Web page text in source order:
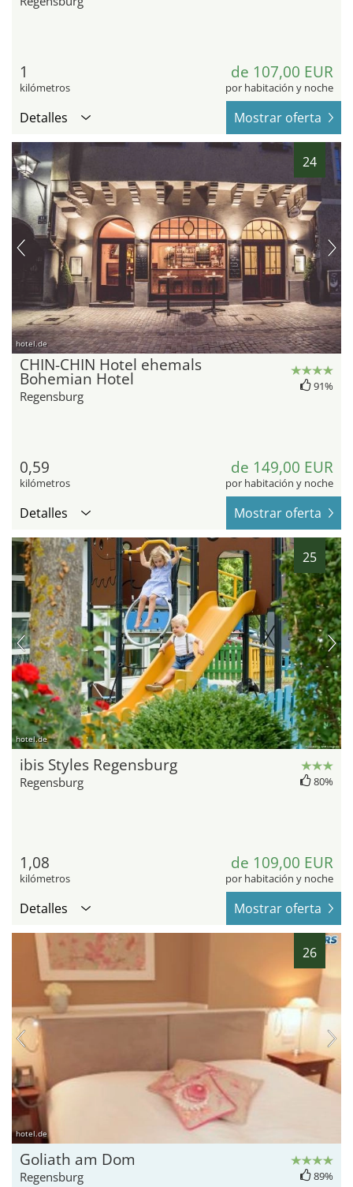
1
kilómetros
de 107,00 EUR
por habitación y noche
Detalles Mostrar oferta
24
hotel.de
CHIN-CHIN Hotel ehemals
Bohemian Hotel
Regensburg
91%
0,59
kilómetros
de 149,00 EUR
por habitación y noche
Detalles Mostrar oferta
25
hotel.de
ibis Styles Regensburg
Regensburg 80%
1,08
kilómetros
de 109,00 EUR
por habitación y noche
Detalles Mostrar oferta
26
hotel.de
Goliath am Dom
Regensburg 89%